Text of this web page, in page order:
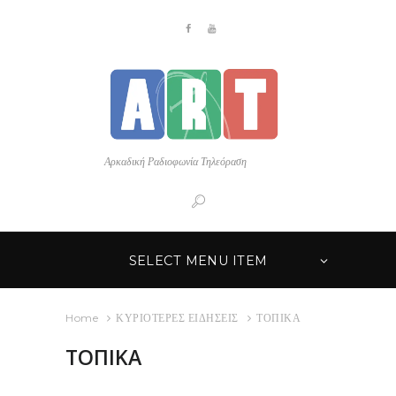
Αρκαδική Ραδιοφωνία Τηλεόραση
SELECT MENU ITEM
Home ΚΥΡΙΟΤΕΡΕΣ ΕΙΔΗΣΕΙΣ ΤΟΠΙΚΑ
ΤΟΠΙΚΑ